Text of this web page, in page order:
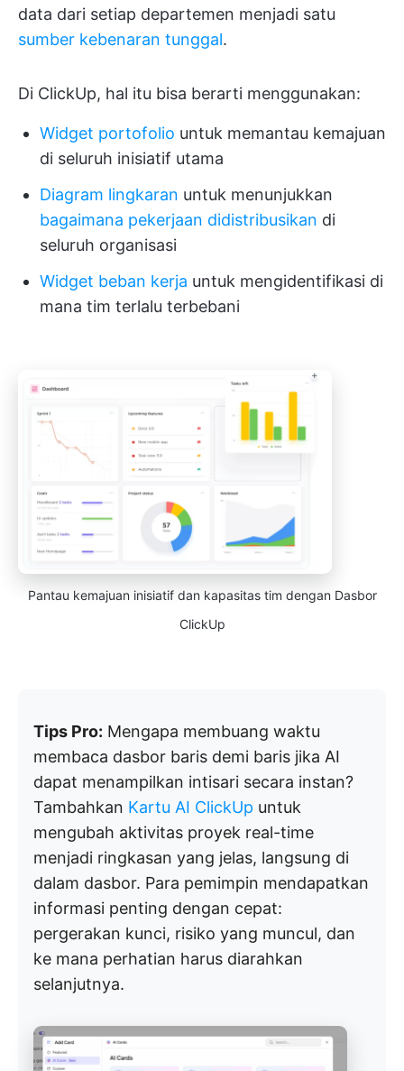
data dari setiap departemen menjadi satu
sumber kebenaran tunggal.
Di ClickUp, hal itu bisa berarti menggunakan:
Widget portofolio untuk memantau kemajuan
di seluruh inisiatif utama
Diagram lingkaran untuk menunjukkan
bagaimana pekerjaan didistribusikan di
seluruh organisasi
Widget beban kerja untuk mengidentifikasi di
mana tim terlalu terbebani
Pantau kemajuan inisiatif dan kapasitas tim dengan Dasbor
ClickUp
Tips Pro: Mengapa membuang waktu
membaca dasbor baris demi baris jika AI
dapat menampilkan intisari secara instan?
Tambahkan Kartu AI ClickUp untuk
mengubah aktivitas proyek real-time
menjadi ringkasan yang jelas, langsung di
dalam dasbor. Para pemimpin mendapatkan
informasi penting dengan cepat:
pergerakan kunci, risiko yang muncul, dan
ke mana perhatian harus diarahkan
selanjutnya.